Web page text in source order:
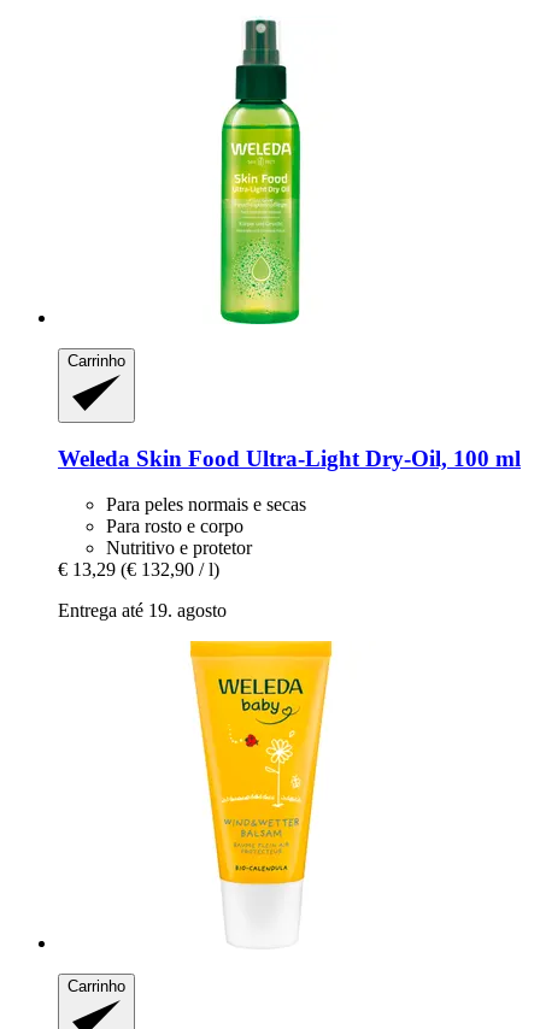
Carrinho
Weleda Skin Food Ultra-​Light Dry-​Oil, 100 ml
Para peles normais e secas
Para rosto e corpo
Nutritivo e protetor
€ 13,29 (€ 132,90 / l)
Entrega até 19. agosto
Carrinho